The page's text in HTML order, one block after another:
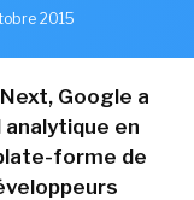
2015
Google a
en
forme de